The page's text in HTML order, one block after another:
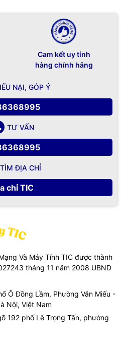
Cam kết uy tính
hàng chính hãng
NẠI, GÓP Ý
TƯ VẤN
TÌM ĐỊA CHỈ
chỉ TIC
Và Máy Tính TIC được thành
tháng 11 năm 2008 UBND
Ô Đồng Lầm, Phường Văn Miếu -
Nội, Việt Nam
192 phố Lê Trọng Tấn, phường